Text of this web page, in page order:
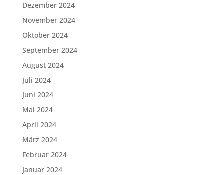
Dezember 2024
November 2024
Oktober 2024
September 2024
August 2024
Juli 2024
Juni 2024
Mai 2024
April 2024
März 2024
Februar 2024
Januar 2024